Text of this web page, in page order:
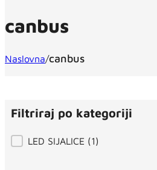
canbus
Naslovna/canbus
Filtriraj po kategoriji
Filtriraj po kategoriji
LED SIJALICE (1)